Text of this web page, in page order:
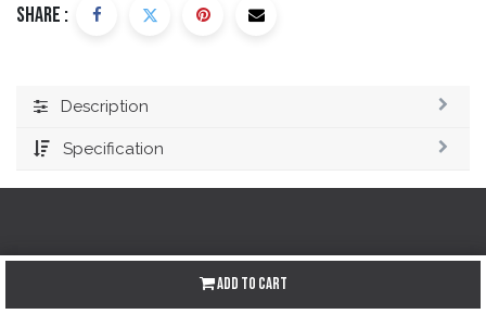
Add to Cart
Share :
Description
Specification